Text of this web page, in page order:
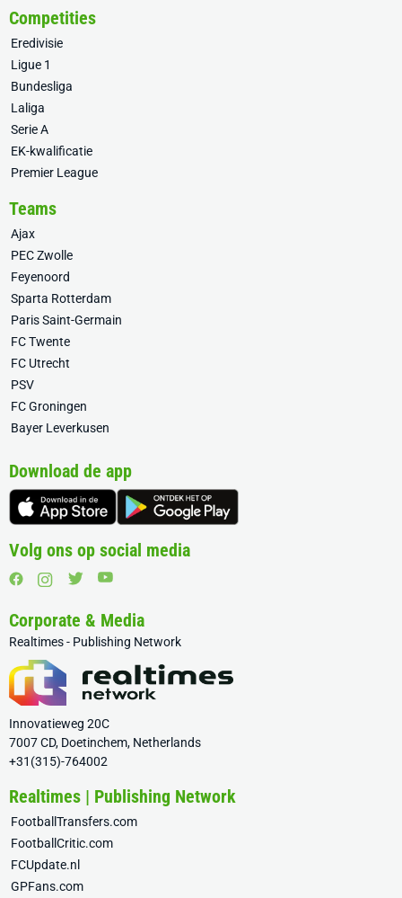
Competities
Eredivisie
Ligue 1
Bundesliga
Laliga
Serie A
EK-kwalificatie
Premier League
Teams
Ajax
PEC Zwolle
Feyenoord
Sparta Rotterdam
Paris Saint-Germain
FC Twente
FC Utrecht
PSV
FC Groningen
Bayer Leverkusen
Download de app
Volg ons op social media
Corporate & Media
Realtimes - Publishing Network
Innovatieweg 20C
7007 CD, Doetinchem, Netherlands
+31(315)-764002
Realtimes | Publishing Network
FootballTransfers.com
FootballCritic.com
FCUpdate.nl
GPFans.com